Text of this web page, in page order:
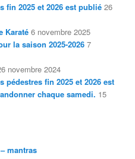
fin 2025 et 2026 est publié 26
Karaté 6 novembre 2025
la saison 2025-2026 7
novembre 2024
pédestres fin 2025 et 2026 est
chaque samedi. 15
mantras